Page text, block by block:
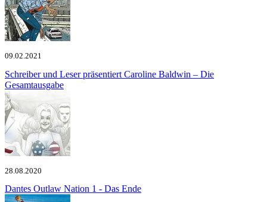
09.02.2021
Schreiber und Leser präsentiert Caroline Baldwin – Die
Gesamtausgabe
28.08.2020
Dantes Outlaw Nation 1 - Das Ende